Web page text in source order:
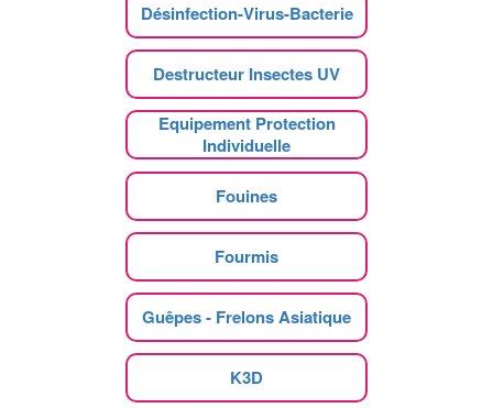
Désinfection-Virus-Bacterie
Destructeur Insectes UV
Equipement Protection
Individuelle
Fouines
Fourmis
Guêpes - Frelons Asiatique
K3D